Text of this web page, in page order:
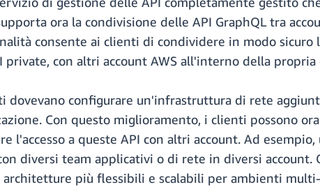
ora la condivisione delle API GraphQL tra
consente ai clienti di condividere in modo
private, con altri account AWS all'interno della
dovevano configurare un'infrastruttura di rete
Con questo miglioramento, i clienti possono
l'accesso a queste API con altri account. Ad
diversi team applicativi o di rete in diversi account.
architetture più flessibili e scalabili per ambienti